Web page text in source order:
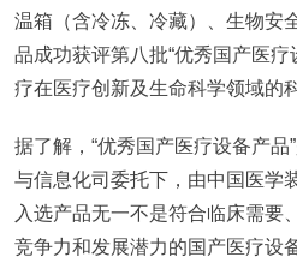
温箱（含冷冻、冷藏）、生物安
品成功获评第八批“优秀国产医疗
疗在医疗创新及生命科学领域的
据了解，“优秀国产医疗设备产品
与信息化司委托下，由中国医学
入选产品无一不是符合临床需要
竞争力和发展潜力的国产医疗设